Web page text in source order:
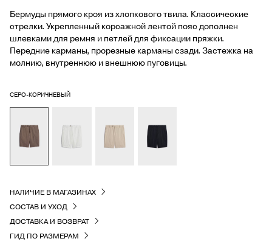
Бермуды прямого кроя из хлопкового твила. Классические
стрелки. Укрепленный корсажной лентой пояс дополнен
шлевками для ремня и петлей для фиксации пряжки.
Передние карманы, прорезные карманы сзади. Застежка на
молнию, внутреннюю и внешнюю пуговицы.
СЕРО-КОРИЧНЕВЫЙ
НАЛИЧИЕ В МАГАЗИНАХ
СОСТАВ И УХОД
ДОСТАВКА И ВОЗВРАТ
ГИД ПО РАЗМЕРАМ